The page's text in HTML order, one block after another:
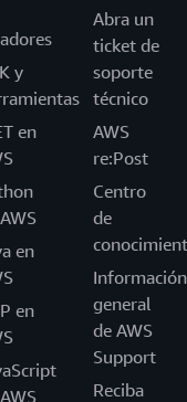
y
en
en
en
Abra un
ticket de
soporte
técnico
AWS
re:Post
Centro
de
Información
general
de AWS
Support
Reciba